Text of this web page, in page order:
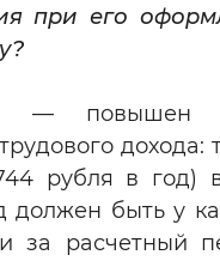
при его
— повышен
дохода:
рубля в год)
должен быть у
за расчетный